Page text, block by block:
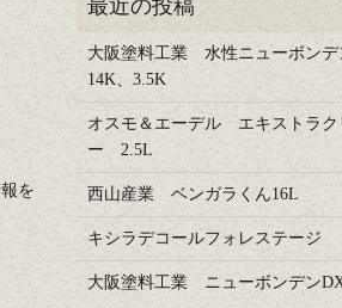
を
大阪塗料工業 水性ニューボン
14K、3.5K
オスモ＆エーデル エキストラク
ー 2.5L
西山産業 ベンガラくん16L
キシラデコールフォレステージ
大阪塗料工業 ニューボンデン